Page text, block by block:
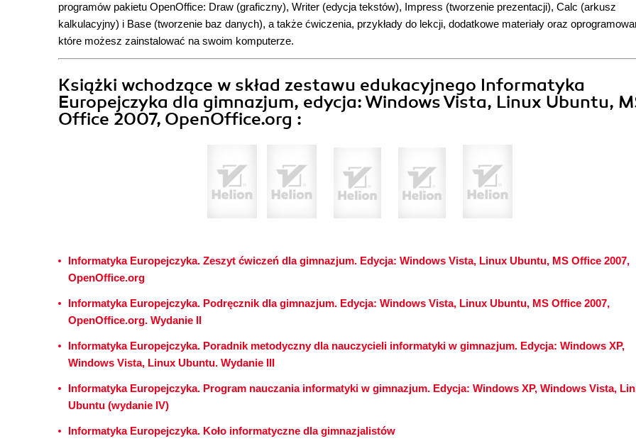
programów pakietu OpenOffice: Draw (graficzny), Writer (edycja tekstów), Impress (tworzenie prezentacji), Calc (arkusz
kalkulacyjny) i Base (tworzenie baz danych), a także ćwiczenia, przykłady do lekcji, dodatkowe materiały oraz
które możesz zainstalować na swoim komputerze.
Książki wchodzące w skład zestawu edukacyjnego Informatyka
Europejczyka dla gimnazjum, edycja: Windows Vista, Linux Ubuntu,
Office 2007, OpenOffice.org :
Informatyka Europejczyka. Zeszyt ćwiczeń dla gimnazjum. Edycja: Windows Vista, Linux Ubuntu, MS Office 2007,
OpenOffice.org
Informatyka Europejczyka. Podręcznik dla gimnazjum. Edycja: Windows Vista, Linux Ubuntu, MS Office 2007,
OpenOffice.org. Wydanie II
Informatyka Europejczyka. Poradnik metodyczny dla nauczycieli informatyki w gimnazjum. Edycja: Windows XP,
Windows Vista, Linux Ubuntu. Wydanie III
Informatyka Europejczyka. Program nauczania informatyki w gimnazjum. Edycja: Windows XP, Windows Vista,
Ubuntu (wydanie IV)
Informatyka Europejczyka. Koło informatyczne dla gimnazjalistów